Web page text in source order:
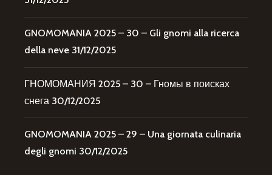
GNOMOMANIA 2025 – 30 – Gli gnomi alla ricerca
della neve 31/12/2025
ГНОМОМАНИЯ 2025 – 30 – Гномы в поисках
снега 30/12/2025
GNOMOMANIA 2025 – 29 – Una giornata culinaria
degli gnomi 30/12/2025